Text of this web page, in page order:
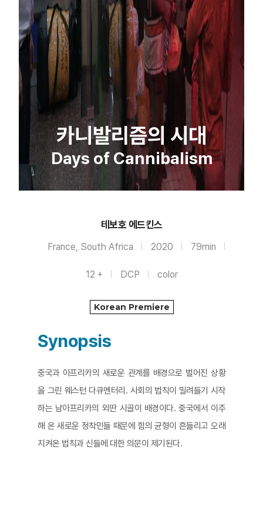
카니발리즘의 시대
Days of Cannibalism
테보호 에드킨스
France, South Africa 2020 79min
12 + DCP color
Korean Premiere
Synopsis
중국과 아프리카의 새로운 관계를 배경으로 벌어진 상황
을 그린 웨스턴 다큐멘터리. 사회의 법칙이 밀려들기 시작
하는 남아프리카의 외딴 시골이 배경이다. 중국에서 이주
해 온 새로운 정착민들 때문에 힘의 균형이 흔들리고 오래
지켜온 법칙과 신들에 대한 의문이 제기된다.